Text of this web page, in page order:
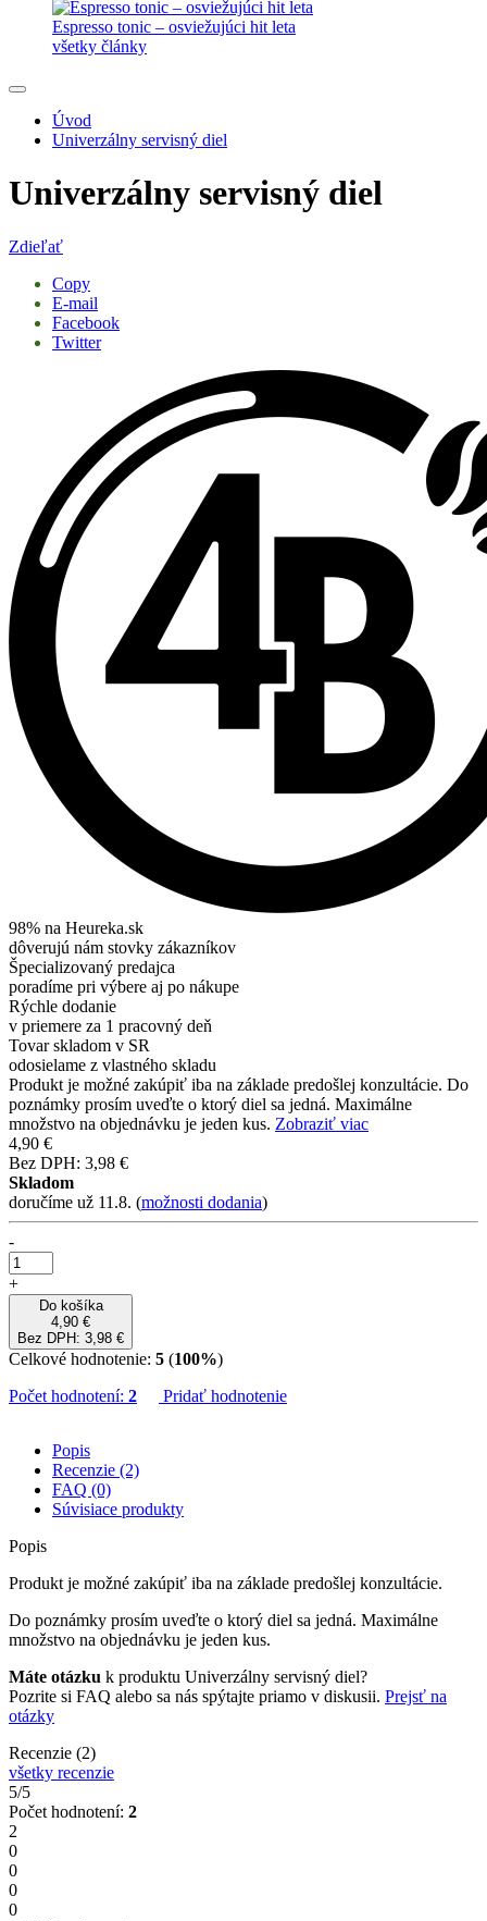
Espresso tonic – osviežujúci hit leta
všetky články
Úvod
Univerzálny servisný diel
Univerzálny servisný diel
Zdieľať
Copy
E-mail
Facebook
Twitter
98% na Heureka.sk
dôverujú nám stovky zákazníkov
Špecializovaný predajca
poradíme pri výbere aj po nákupe
Rýchle dodanie
v priemere za 1 pracovný deň
Tovar skladom v SR
odosielame z vlastného skladu
Produkt je možné zakúpiť iba na základe predošlej konzultácie. Do
poznámky prosím uveďte o ktorý diel sa jedná. Maximálne
množstvo na objednávku je jeden kus. Zobraziť viac
4,90 €
Bez DPH: 3,98 €
Skladom
doručíme už 11.8. (možnosti dodania)
-
+
Do košíka
4,90 €
Bez DPH: 3,98 €
Celkové hodnotenie: 5 (100%)
Počet hodnotení: 2 Pridať hodnotenie
Popis
Recenzie (2)
FAQ (0)
Súvisiace produkty
Popis
Produkt je možné zakúpiť iba na základe predošlej konzultácie.
Do poznámky prosím uveďte o ktorý diel sa jedná. Maximálne
množstvo na objednávku je jeden kus.
Máte otázku k produktu Univerzálny servisný diel?
Pozrite si FAQ alebo sa nás spýtajte priamo v diskusii. Prejsť na
otázky
Recenzie (2)
všetky recenzie
5/5
Počet hodnotení: 2
2
0
0
0
0